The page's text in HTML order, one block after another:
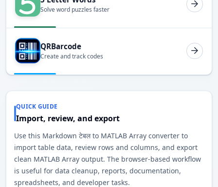
Solve word puzzles faster
QRBarcode
Create and track codes
QUICK GUIDE
Import, review, and export
Use this Markdown टेबल to MATLAB Array converter to
import table data, review rows and columns, and export
clean MATLAB Array output. The browser-based workflow
is useful for data cleanup, reports, documentation,
spreadsheets, and developer tasks.